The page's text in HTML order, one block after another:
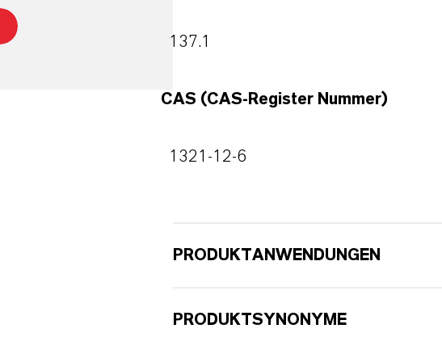
137.1
CAS (CAS-Register Nummer)
1321-12-6
PRODUKTANWENDUNGEN
PRODUKTSYNONYME